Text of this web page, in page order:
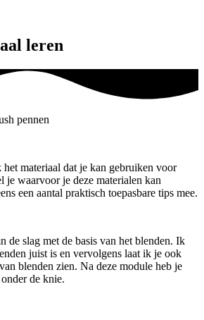
leren
pennen
materiaal dat je kan gebruiken voor
je waarvoor je deze materialen kan
een aantal praktisch toepasbare tips mee.
de slag met de basis van het blenden. Ik
juist is en vervolgens laat ik je ook
blenden zien. Na deze module heb je
de knie.